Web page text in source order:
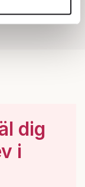
med.
dig
i